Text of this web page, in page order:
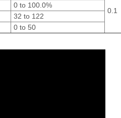
0.1
0 to 100.0%
32 to 122
0 to 50